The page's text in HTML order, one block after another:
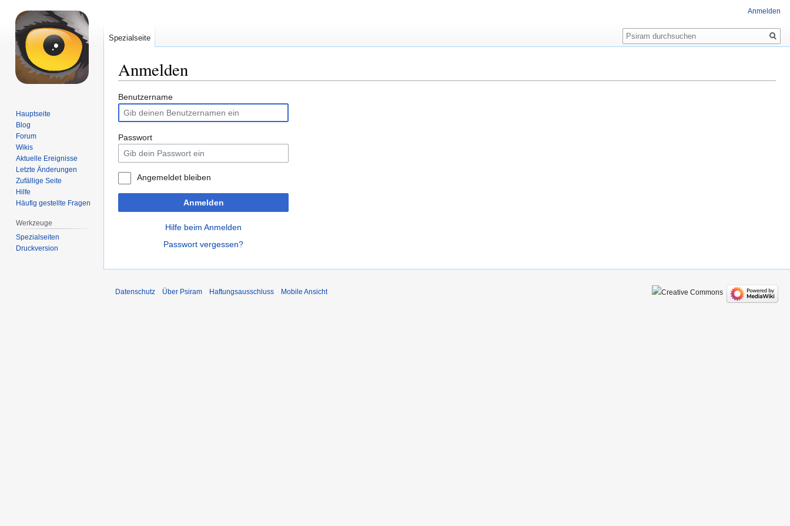
Anmelden
Zur
Navigation
springen
Zur
Suche
springen
Benutzername
Passwort
Angemeldet bleiben
Anmelden
Hilfe beim Anmelden
Passwort vergessen?
Anmelden
Spezialseite
Suche
Hauptseite
Blog
Forum
Wikis
Aktuelle Ereignisse
Letzte Änderungen
Zufällige Seite
Hilfe
Häufig gestellte Fragen
Werkzeuge
Spezialseiten
Druckversion
Datenschutz Über Psiram Haftungsausschluss Mobile Ansicht